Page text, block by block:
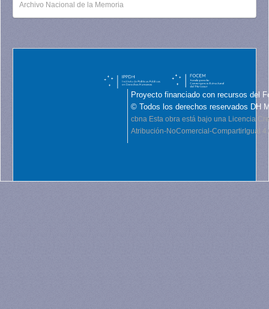
Archivo Nacional de la Memoria
Proyecto financiado con recursos del
© Todos los derechos reservados DH
cbna Esta obra está bajo una Licencia
Atribución-NoComercial-CompartirIgual